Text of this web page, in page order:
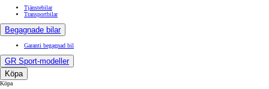
Hilux
Proace
Proace City
Proace Verso
Proace Max
Biltyper
Familjebil
SUV